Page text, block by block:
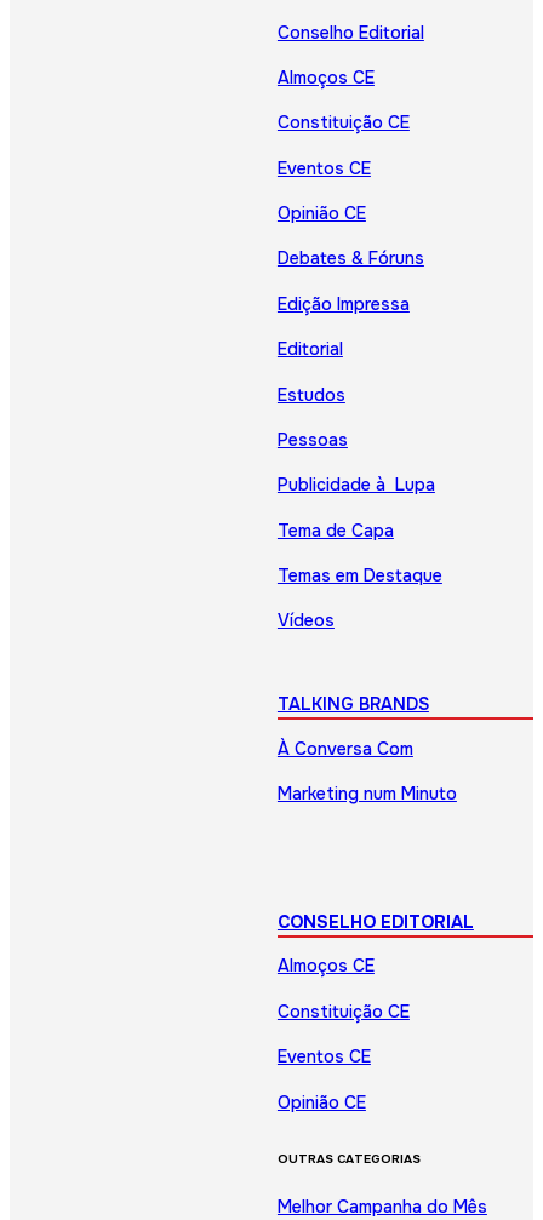
Conselho Editorial
Almoços CE
Constituição CE
Eventos CE
Opinião CE
Debates & Fóruns
Edição Impressa
Editorial
Estudos
Pessoas
Publicidade à Lupa
Tema de Capa
Temas em Destaque
Vídeos
TALKING BRANDS
À Conversa Com
Marketing num Minuto
CONSELHO EDITORIAL
Almoços CE
Constituição CE
Eventos CE
Opinião CE
OUTRAS CATEGORIAS
Melhor Campanha do Mês